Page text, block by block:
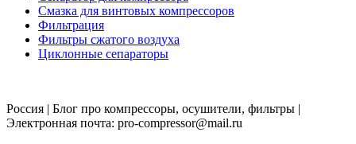
Смазка для винтовых компрессоров
Фильтрация
Фильтры сжатого воздуха
Циклонные сепараторы
Россия | Блог про компрессоры, осушители, фильтры |
Электронная почта: pro-compressor@mail.ru